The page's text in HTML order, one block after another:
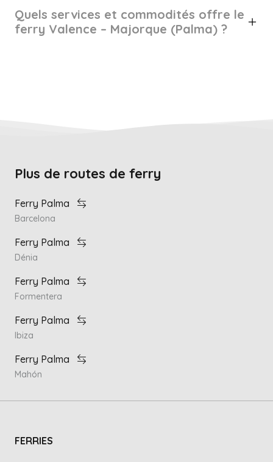
Quels services et commodités offre le
ferry Valence – Majorque (Palma) ?
Plus de routes de ferry
Ferry Palma
Barcelona
Ferry Palma
Dénia
Ferry Palma
Formentera
Ferry Palma
Ibiza
Ferry Palma
Mahón
FERRIES